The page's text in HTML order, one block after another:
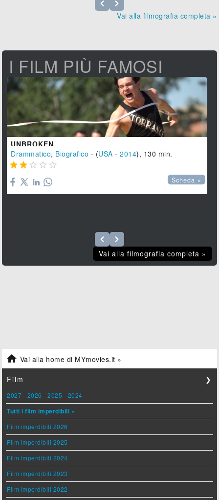
Vai alla filmografia completa »
I FILM PIÙ FAMOSI
UNBROKEN
Drammatico, Biografico - (USA -2014), 130 min.
    
Scheda »
Vai alla filmografia completa »
 Vai alla home di MYmovies.it »
Film ❯
2027 - 2026 -2025 - 2024
Tutti i film imperdibili »
Film imperdibili 2026
Film imperdibili 2025
Film imperdibili 2024
Film imperdibili 2023
Film imperdibili 2022